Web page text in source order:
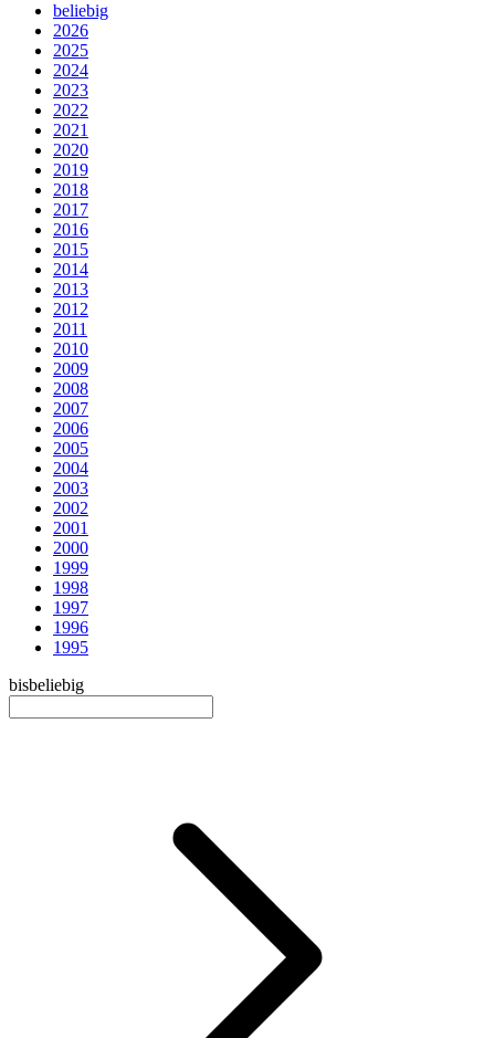
beliebig
2026
2025
2024
2023
2022
2021
2020
2019
2018
2017
2016
2015
2014
2013
2012
2011
2010
2009
2008
2007
2006
2005
2004
2003
2002
2001
2000
1999
1998
1997
1996
1995
bisbeliebig